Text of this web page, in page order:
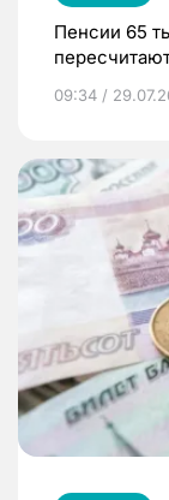
Пенсии 65
09:34 /